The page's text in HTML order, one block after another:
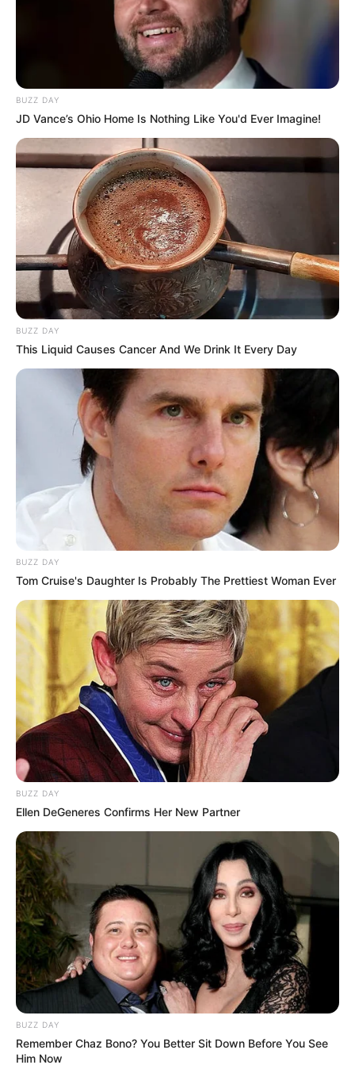
Pixabay
Comerciantes le quitan dolor de cabeza
Por:Jhonatan Bello Florez
Abril 24, 2025
COMPARTIR
UNIRSE AL CANAL DE WHATSAPP
Con la crecientedigitalización
del mercado colombiano,
muchos comercios han tenido que ajustar sus procesos
facturación
, lo que en ocasiones ha derivado en pagos
atrasados, confusiones con los clientes o pérdida de
tiempo. Para resolver parte de ese problema, la DIAN
anunció una actualización que podría quitarles un gran
dolor de cabeza a quienes emiten facturas a diario.
Aunque no se trata de una revolución tecnológica, este
cambio sí representa un alivio para quienes dependen de
lafacturación electrónica. Ya no será necesario llenar los
datos del cliente a mano ni preocuparse por errores que
terminen en devoluciones o trámites adicionales.
Le puede interesar:TransMilenio dará pasajes gratis a
estudiantes: medida les ahorrará buena plata
BUZZ DAY
JD Vance’s Ohio Home Is Nothing Like You'd Ever Imagine!
BUZZ DAY
This Liquid Causes Cancer And We Drink It Every Day
BUZZ DAY
Tom Cruise's Daughter Is Probably The Prettiest Woman Ever
BUZZ DAY
Ellen DeGeneres Confirms Her New Partner
BUZZ DAY
Remember Chaz Bono? You Better Sit Down Before You See
Him Now